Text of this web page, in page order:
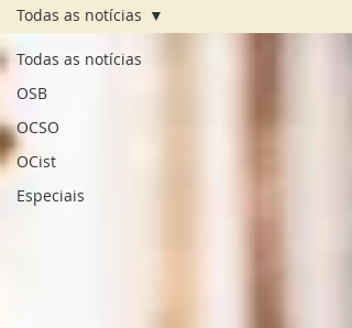
Todas as notícias
OSB
OCSO
OCist
Especiais
Todas as notícias